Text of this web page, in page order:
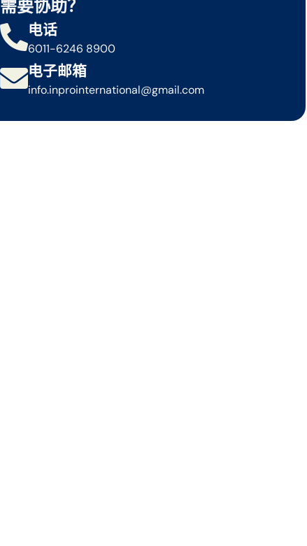
需要协助？
电话
6011-6246 8900
电子邮箱
info.inprointernational@gmail.com